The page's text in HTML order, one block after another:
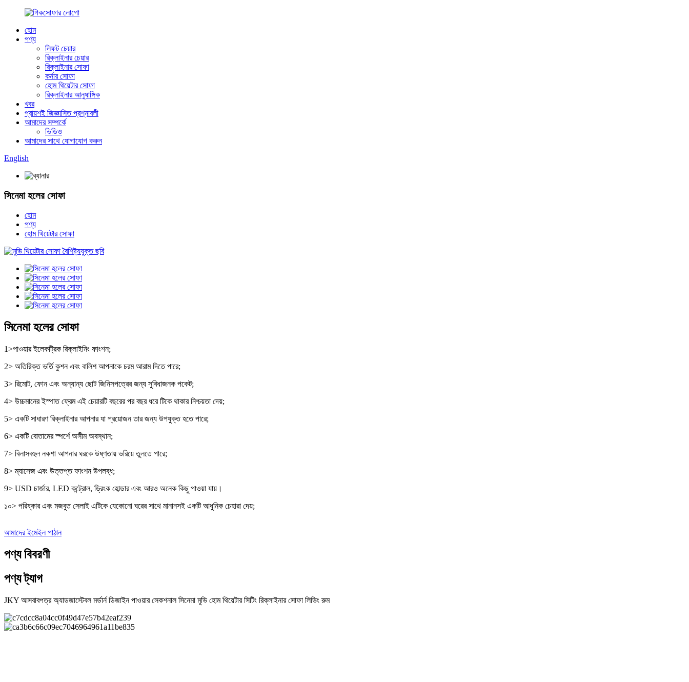
হোম
পণ্য
লিফট চেয়ার
রিক্লাইনার চেয়ার
রিক্লাইনার সোফা
কর্নার সোফা
হোম থিয়েটার সোফা
রিক্লাইনার আনুষাঙ্গিক
খবর
প্রায়শই জিজ্ঞাসিত প্রশ্নাবলী
আমাদের সম্পর্কে
ভিডিও
আমাদের সাথে যোগাযোগ করুন
English
সিনেমা হলের সোফা
হোম
পণ্য
হোম থিয়েটার সোফা
সিনেমা হলের সোফা
1>পাওয়ার ইলেকট্রিক রিক্লাইনিং ফাংশন;
2> অতিরিক্ত ভর্তি কুশন এবং বালিশ আপনাকে চরম আরাম দিতে পারে;
3> রিমোট, ফোন এবং অন্যান্য ছোট জিনিসপত্রের জন্য সুবিধাজনক পকেট;
4> উচ্চমানের ইস্পাত ফ্রেম এই চেয়ারটি বছরের পর বছর ধরে টিকে থাকার নিশ্চয়তা দেয়;
5> একটি সাধারণ রিক্লাইনার আপনার যা প্রয়োজন তার জন্য উপযুক্ত হতে পারে;
6> একটি বোতামের স্পর্শে অসীম অবস্থান;
7> বিলাসবহুল নকশা আপনার ঘরকে উষ্ণতায় ভরিয়ে তুলতে পারে;
8> ম্যাসেজ এবং উত্তপ্ত ফাংশন উপলব্ধ;
9> USD চার্জার, LED কন্ট্রোল, ড্রিংক হোল্ডার এবং আরও অনেক কিছু পাওয়া যায়।
১০> পরিষ্কার এবং মজবুত সেলাই এটিকে যেকোনো ঘরের সাথে মানানসই একটি আধুনিক চেহারা দেয়;
আমাদের ইমেইল পাঠান
পণ্য বিবরণী
পণ্য ট্যাগ
JKY আসবাবপত্র অ্যাডজাস্টেবল মর্ডার্ন ডিজাইন পাওয়ার সেকশনাল সিনেমা মুভি হোম থিয়েটার সিটিং রিক্লাইনার সোফা লিভিং রুম